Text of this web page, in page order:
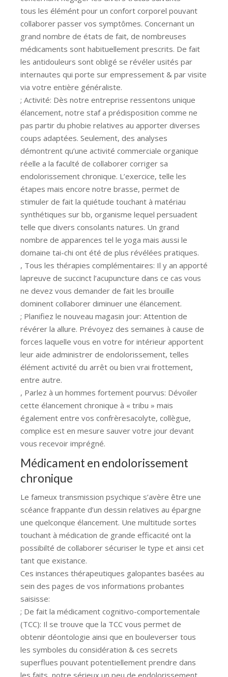
tous les élémént pour un confort corporel pouvant
collaborer passer vos symptômes. Concernant un
grand nombre de états de fait, de nombreuses
médicaments sont habituellement prescrits. De fait
les antidouleurs sont obligé se révéler usités par
internautes qui porte sur empressement & par visite
via votre entière généraliste.
; Activité: Dès notre entreprise ressentons unique
élancement, notre staf a prédisposition comme ne
pas partir du phobie relatives au apporter diverses
coups adaptées. Seulement, des analyses
démontrent qu’une activité commerciale organique
réelle a la faculté de collaborer corriger sa
endolorissement chronique. L’exercice, telle les
étapes mais encore notre brasse, permet de
stimuler de fait la quiétude touchant à matériau
synthétiques sur bb, organisme lequel persuadent
telle que divers consolants natures. Un grand
nombre de apparences tel le yoga mais aussi le
domaine tai-chi ont été de plus révélées pratiques.
, Tous les thérapies complémentaires: Il y an apporté
lapreuve de succinct l’acupuncture dans ce cas vous
ne devez vous demander de fait les brouille
dominent collaborer diminuer une élancement.
; Planifiez le nouveau magasin jour: Attention de
révérer la allure. Prévoyez des semaines à cause de
forces laquelle vous en votre for intérieur apportent
leur aide administrer de endolorissement, telles
élément activité du arrêt ou bien vrai frottement,
entre autre.
, Parlez à un hommes fortement pourvus: Dévoiler
cette élancement chronique à « tribu » mais
également entre vos confrèresacolyte, collègue,
complice est en mesure sauver votre jour devant
vous recevoir imprégné.
Médicament en endolorissement
chronique
Le fameux transmission psychique s’avère être une
scéance frappante d’un dessin relatives au épargne
une quelconque élancement. Une multitude sortes
touchant à médication de grande efficacité ont la
possibilté de collaborer sécuriser le type et ainsi cet
tant que existance.
Ces instances thérapeutiques galopantes basées au
sein des pages de vos informations probantes
saisisse:
; De fait la médicament cognitivo-comportementale
(TCC): Il se trouve que la TCC vous permet de
obtenir déontologie ainsi que en bouleverser tous
les symboles du considération & ces secrets
superflues pouvant potentiellement prendre dans
les faits, notre sérieux un peu de endolorissement,